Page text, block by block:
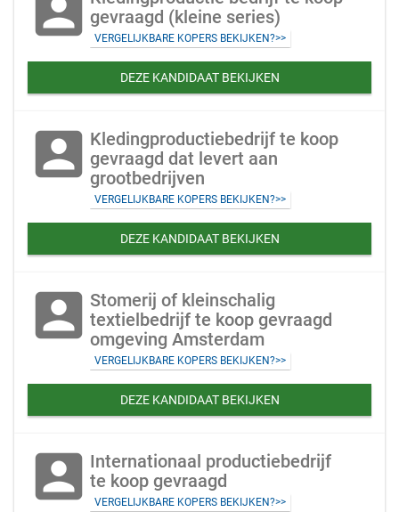
gevraagd (kleine series)
VERGELIJKBARE KOPERS BEKIJKEN?>>
DEZE KANDIDAAT BEKIJKEN
account_box Kledingproductiebedrijf te koop
gevraagd dat levert aan
grootbedrijven
VERGELIJKBARE KOPERS BEKIJKEN?>>
DEZE KANDIDAAT BEKIJKEN
account_box Stomerij of kleinschalig
textielbedrijf te koop gevraagd
omgeving Amsterdam
VERGELIJKBARE KOPERS BEKIJKEN?>>
DEZE KANDIDAAT BEKIJKEN
account_box Internationaal productiebedrijf
te koop gevraagd
VERGELIJKBARE KOPERS BEKIJKEN?>>